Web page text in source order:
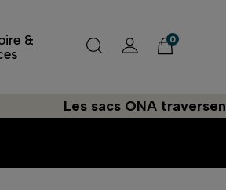
&
0
Les sacs ONA traversent